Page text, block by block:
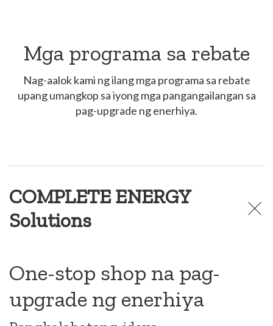
Mga programa sa rebate
Nag-aalok kami ng ilang mga programa sa rebate
upang umangkop sa iyong mga pangangailangan sa
pag-upgrade ng enerhiya.
COMPLETE ENERGY
Solutions
One-stop shop na pag-
upgrade ng enerhiya